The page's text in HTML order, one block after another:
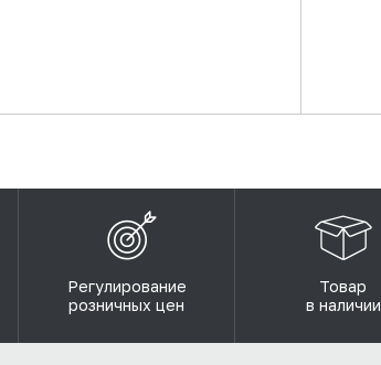
Регулирование
розничных цен
Товар
в наличии